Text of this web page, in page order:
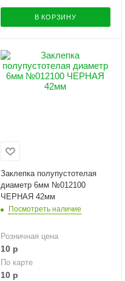
В КОРЗИНУ
Заклепка полупустотелая
диаметр 6мм №012100
ЧЕРНАЯ 42мм
Посмотреть наличие
Розничная цена
10р
По карте
10р